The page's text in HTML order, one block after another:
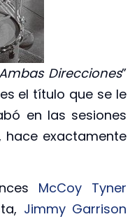
Direcciones”
el título que se le
en las sesiones
hace exactamente
McCoy Tyner
Jimmy Garrison